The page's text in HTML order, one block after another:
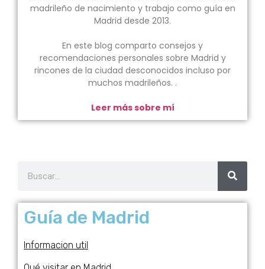
madrileño de nacimiento y trabajo como guía en
Madrid desde 2013.
En este blog comparto consejos y
recomendaciones personales sobre Madrid y
rincones de la ciudad desconocidos incluso por
muchos madrileños. .
Leer más sobre mí
Guía de Madrid
Informacion util